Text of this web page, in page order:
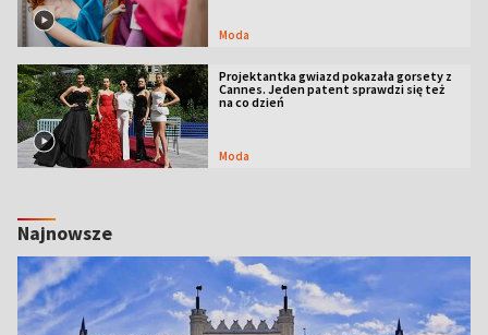
Moda
Projektantka gwiazd pokazała gorsety z
Cannes. Jeden patent sprawdzi się też
na co dzień
Moda
Najnowsze